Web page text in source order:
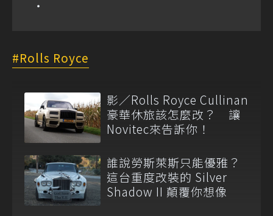
Rolls Royce
影／Rolls Royce Cullinan
豪華休旅該怎麼改？ 讓
Novitec來告訴你！
誰說勞斯萊斯只能優雅？
這台重度改裝的 Silver
Shadow II 顛覆你想像